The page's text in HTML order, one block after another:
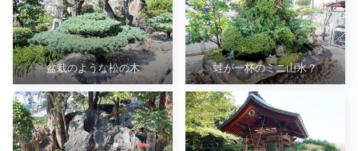
盆栽のような松の木 蛙が一杯のミニ山水？